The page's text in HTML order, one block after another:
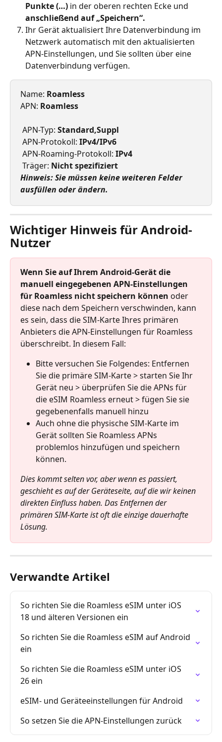
Punkte (…) in der oberen rechten Ecke und
anschließend auf „Speichern“.
Ihr Gerät aktualisiert Ihre Datenverbindung im
Netzwerk automatisch mit den aktualisierten
APN-Einstellungen, und Sie sollten über eine
Datenverbindung verfügen.
Name: Roamless
APN: Roamless
APN-Typ: Standard,Suppl
APN-Protokoll: IPv4/IPv6
APN-Roaming-Protokoll: IPv4
Träger: Nicht spezifiziert
Hinweis: Sie müssen keine weiteren Felder
ausfüllen oder ändern.
Wichtiger Hinweis für Android-
Nutzer
Wenn Sie auf Ihrem Android-Gerät die
manuell eingegebenen APN-Einstellungen
für Roamless nicht speichern können oder
diese nach dem Speichern verschwinden, kann
es sein, dass die SIM-Karte Ihres primären
Anbieters die APN-Einstellungen für Roamless
überschreibt. In diesem Fall:
Bitte versuchen Sie Folgendes: Entfernen
Sie die primäre SIM-Karte > starten Sie Ihr
Gerät neu > überprüfen Sie die APNs für
die eSIM Roamless erneut > fügen Sie sie
gegebenenfalls manuell hinzu
Auch ohne die physische SIM-Karte im
Gerät sollten Sie Roamless APNs
problemlos hinzufügen und speichern
können.
Dies kommt selten vor, aber wenn es passiert,
geschieht es auf der Geräteseite, auf die wir keinen
direkten Einfluss haben. Das Entfernen der
primären SIM-Karte ist oft die einzige dauerhafte
Lösung.
Verwandte Artikel
So richten Sie die Roamless eSIM unter iOS
18 und älteren Versionen ein
So richten Sie die Roamless eSIM auf Android
ein
So richten Sie die Roamless eSIM unter iOS
26 ein
eSIM- und Geräteeinstellungen für Android
So setzen Sie die APN-Einstellungen zurück